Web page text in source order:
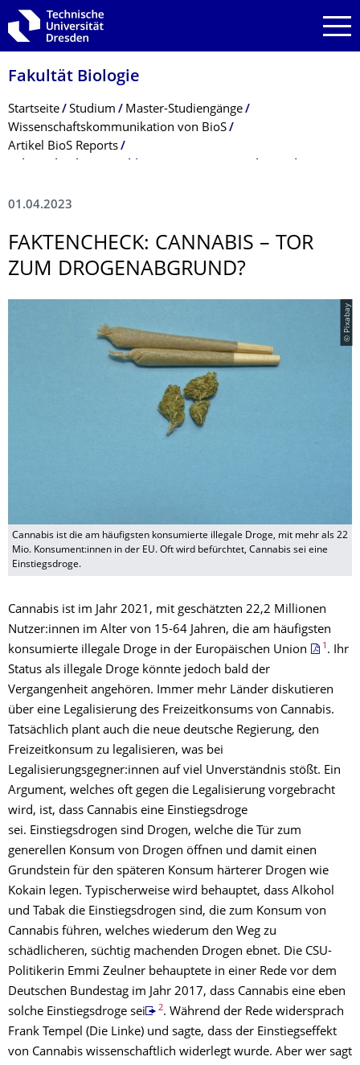
Zur Hauptnavigation springen
Zur Suche springen
Zum Inhalt springen
Fakultät Biologie
Breadcrumb-Menü
Startseite Studium
Master-Studiengänge
Wissenschaftskommunikation von BioS
Artikel BioS Reports
01.04.2023
FAKTENCHECK: CANNABIS – TOR
ZUM DROGENABGRUND?
© Pixabay
Cannabis ist die am häufigsten konsumierte illegale Droge, mit mehr als 22
Mio. Konsument:innen in der EU. Oft wird befürchtet, Cannabis sei eine
Einstiegsdroge.
Cannabis ist im Jahr 2021, mit geschätzten 22,2 Millionen
Nutzer:innen im Alter von 15-64 Jahren, die am häufigsten
konsumierte illegale Droge in der Europäischen Union
1 . Ihr
Status als illegale Droge könnte jedoch bald der
Vergangenheit angehören. Immer mehr Länder diskutieren
über eine Legalisierung des Freizeitkonsums von Cannabis.
Tatsächlich plant auch die neue deutsche Regierung, den
Freizeitkonsum zu legalisieren, was bei
Legalisierungsgegner:innen auf viel Unverständnis stößt. Ein
Argument, welches oft gegen die Legalisierung vorgebracht
wird, ist, dass Cannabis eine Einstiegsdroge
sei. Einstiegsdrogen sind Drogen, welche die Tür zum
generellen Konsum von Drogen öffnen und damit einen
Grundstein für den späteren Konsum härterer Drogen wie
Kokain legen. Typischerweise wird behauptet, dass Alkohol
und Tabak die Einstiegsdrogen sind, die zum Konsum von
Cannabis führen, welches wiederum den Weg zu
schädlicheren, süchtig machenden Drogen ebnet. Die CSU-
Politikerin Emmi Zeulner behauptete in einer Rede vor dem
Deutschen Bundestag im Jahr 2017, dass Cannabis eine eben
solche Einstiegsdroge sei
2. Während der Rede widersprach
Frank Tempel (Die Linke) und sagte, dass der Einstiegseffekt
von Cannabis wissenschaftlich widerlegt wurde. Aber wer sagt